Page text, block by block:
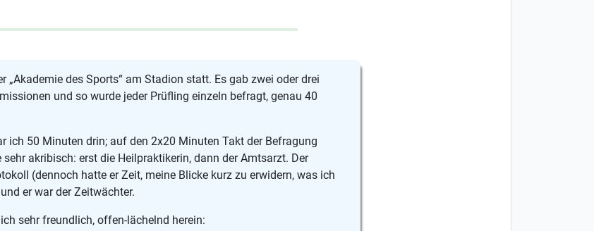
„Akademie des Sports“ am Stadion statt. Es gab zwei oder drei
und so wurde jeder Prüfling einzeln befragt, genau 40
ich 50 Minuten drin; auf den 2x20 Minuten Takt der Befragung
akribisch: erst die Heilpraktikerin, dann der Amtsarzt. Der
(dennoch hatte er Zeit, meine Blicke kurz zu erwidern, was ich
er war der Zeitwächter.
sehr freundlich, offen-lächelnd herein: